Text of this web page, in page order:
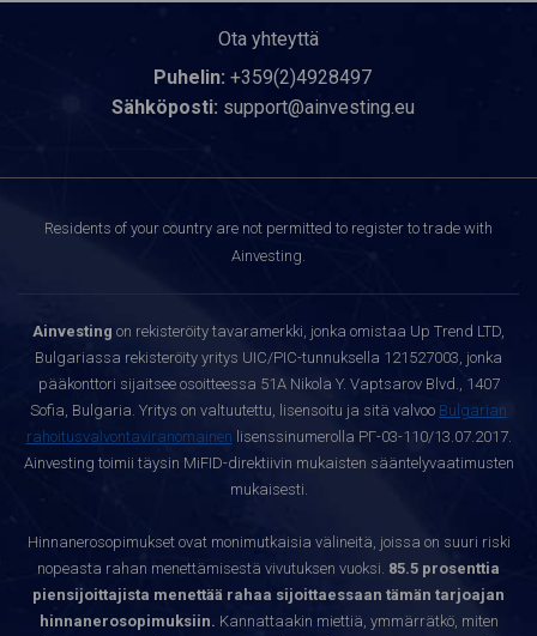
Ota yhteyttä
Puhelin: +359(2)4928497
Sähköposti: support@ainvesting.eu
Residents of your country are not permitted to register to trade with
Ainvesting.
Ainvesting on rekisteröity tavaramerkki, jonka omistaa Up Trend LTD,
Bulgariassa rekisteröity yritys UIC/PIC-tunnuksella 121527003, jonka
pääkonttori sijaitsee osoitteessa 51A Nikola Y. Vaptsarov Blvd., 1407
Sofia, Bulgaria. Yritys on valtuutettu, lisensoitu ja sitä valvoo Bulgarian
rahoitusvalvontaviranomainen lisenssinumerolla РГ-03-110/13.07.2017.
Ainvesting toimii täysin MiFID-direktiivin mukaisten sääntelyvaatimusten
mukaisesti.
Hinnanerosopimukset ovat monimutkaisia välineitä, joissa on suuri riski
nopeasta rahan menettämisestä vivutuksen vuoksi. 85.5 prosenttia
piensijoittajista menettää rahaa sijoittaessaan tämän tarjoajan
hinnanerosopimuksiin. Kannattaakin miettiä, ymmärrätkö, miten